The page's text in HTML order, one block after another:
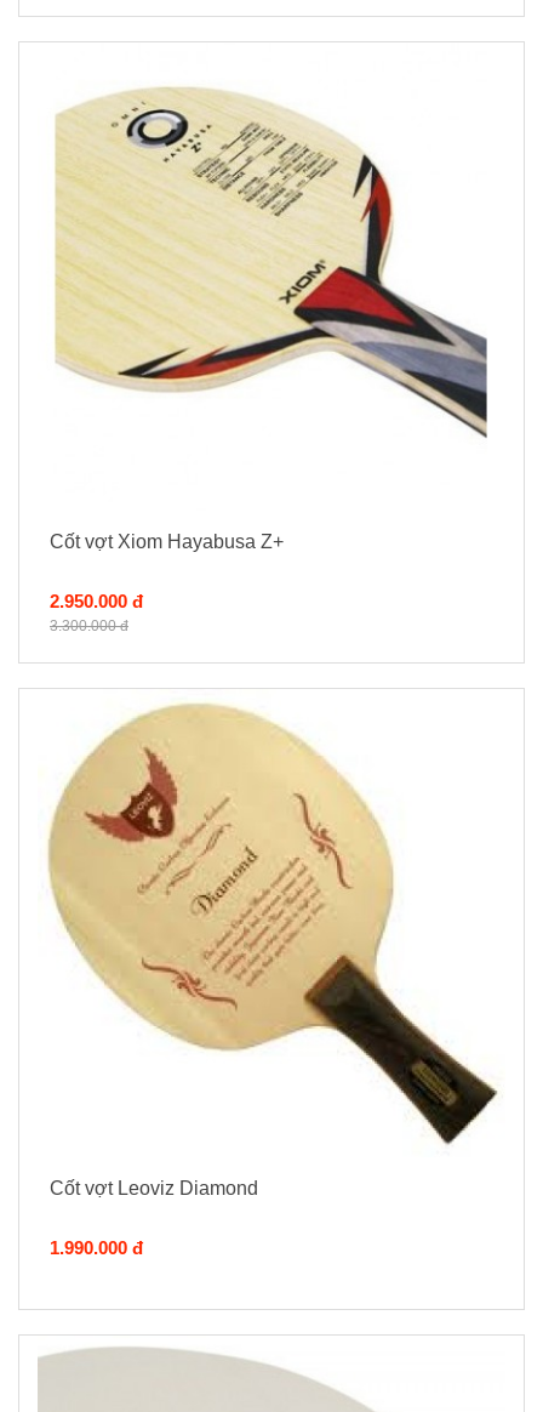
Cốt vợt Xiom Hayabusa Z+
2.950.000 đ
3.300.000 đ
Cốt vợt Leoviz Diamond
1.990.000 đ